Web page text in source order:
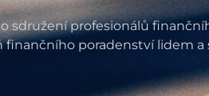
sdružení profesionálů
finančního poradenství lidem a